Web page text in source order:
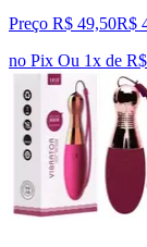
Preço R$ 49,50R$
no Pix Ou 1x de